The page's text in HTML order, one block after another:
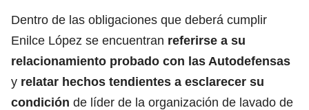
Dentro de las obligaciones que deberá cumplir
Enilce López se encuentran referirse a su
relacionamiento probado con las Autodefensas
y relatar hechos tendientes a esclarecer su
condición de líder de la organización de lavado de